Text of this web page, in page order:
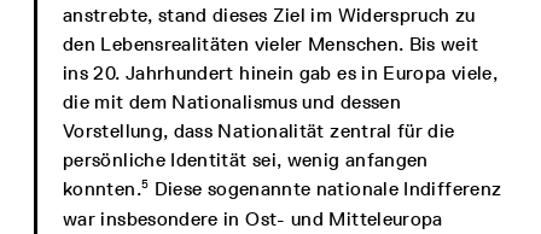
anstrebte, stand dieses Ziel im Widerspruch zu
den Lebensrealitäten vieler Menschen. Bis weit
ins 20. Jahrhundert hinein gab es in Europa viele,
die mit dem Nationalismus und dessen
Vorstellung, dass Nationalität zentral für die
persönliche Identität sei, wenig anfangen
konnten.5 Diese sogenannte nationale Indifferenz
war insbesondere in Ost- und Mitteleuropa